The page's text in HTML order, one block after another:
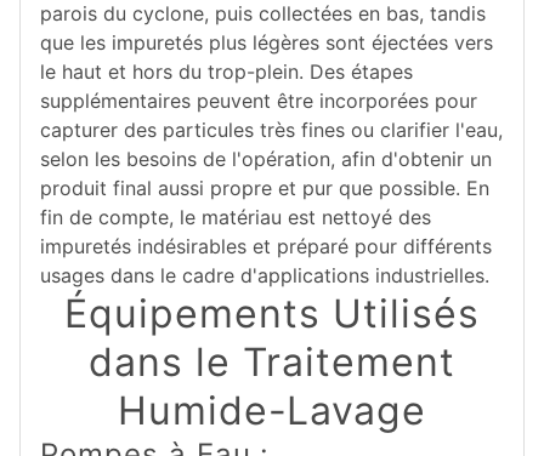
parois du cyclone, puis collectées en bas, tandis
que les impuretés plus légères sont éjectées vers
le haut et hors du trop-plein. Des étapes
supplémentaires peuvent être incorporées pour
capturer des particules très fines ou clarifier l'eau,
selon les besoins de l'opération, afin d'obtenir un
produit final aussi propre et pur que possible. En
fin de compte, le matériau est nettoyé des
impuretés indésirables et préparé pour différents
usages dans le cadre d'applications industrielles.
Équipements Utilisés
dans le Traitement
Humide-Lavage